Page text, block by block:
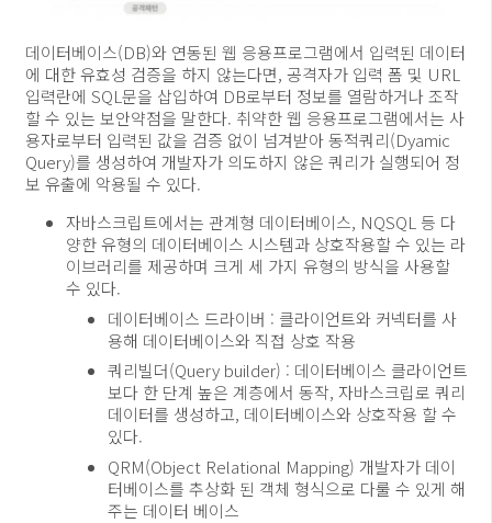
데이터베이스(DB)와 연동된 웹 응용프로그램에서 입력된 데이터
에 대한 유효성 검증을 하지 않는다면, 공격자가 입력 폼 및 URL
입력란에 SQL문을 삽입하여 DB로부터 정보를 열람하거나 조작
할 수 있는 보안약점을 말한다. 취약한 웹 응용프로그램에서는 사
용자로부터 입력된 값을 검증 없이 넘겨받아 동적쿼리(Dyamic
Query)를 생성하여 개발자가 의도하지 않은 쿼리가 실행되어 정
보 유출에 악용될 수 있다.
자바스크립트에서는 관계형 데이터베이스, NQSQL 등 다
양한 유형의 데이터베이스 시스템과 상호작용할 수 있는 라
이브러리를 제공하며 크게 세 가지 유형의 방식을 사용할
수 있다.
데이터베이스 드라이버 : 클라이언트와 커넥터를 사
용해 데이터베이스와 직접 상호 작용
쿼리빌더(Query builder) : 데이터베이스 클라이언트
보다 한 단계 높은 계층에서 동작, 자바스크립로 쿼리
데이터를 생성하고, 데이터베이스와 상호작용 할 수
있다.
QRM(Object Relational Mapping) 개발자가 데이
터베이스를 추상화 된 객체 형식으로 다룰 수 있게 해
주는 데이터 베이스